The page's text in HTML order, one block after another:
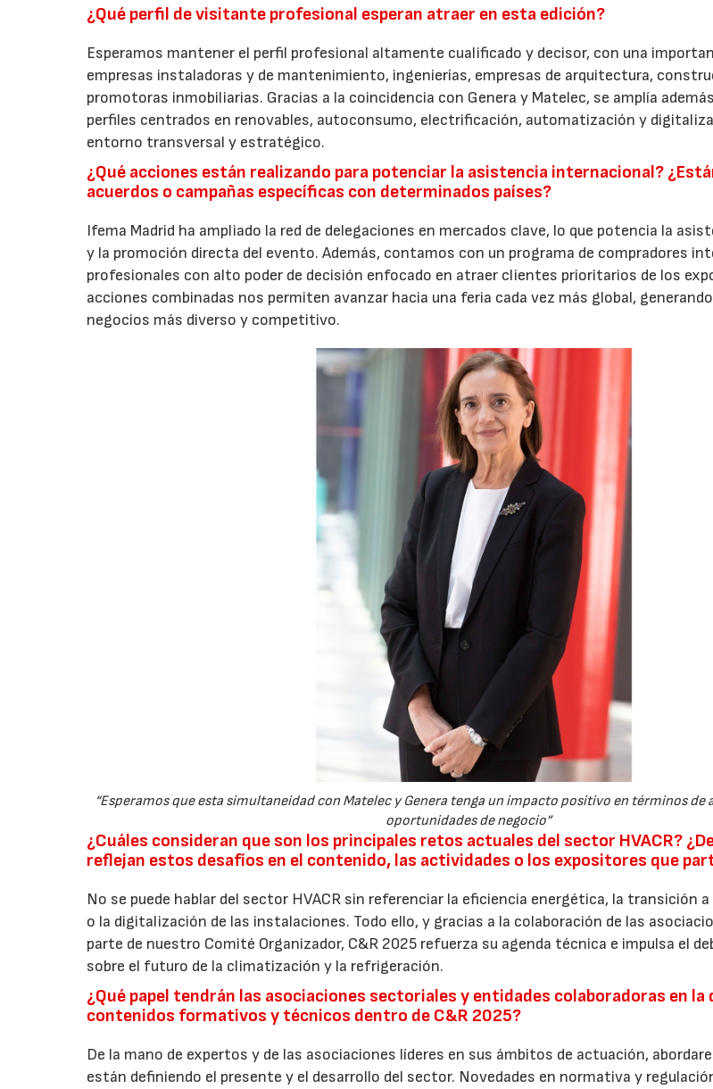
¿Qué perfil de visitante profesional esperan atraer en esta edición?
Esperamos mantener el perfil profesional altamente cualificado y decisor, con una
empresas instaladoras y de mantenimiento, ingenierías, empresas de arquitectura,
promotoras inmobiliarias. Gracias a la coincidencia con Genera y Matelec, se amplía
perfiles centrados en renovables, autoconsumo, electrificación, automatización y
entorno transversal y estratégico.
¿Qué acciones están realizando para potenciar la asistencia internacional?
acuerdos o campañas específicas con determinados países?
Ifema Madrid ha ampliado la red de delegaciones en mercados clave, lo que potencia la
y la promoción directa del evento. Además, contamos con un programa de compradores
profesionales con alto poder de decisión enfocado en atraer clientes prioritarios de los
acciones combinadas nos permiten avanzar hacia una feria cada vez más global,
negocios más diverso y competitivo.
“Esperamos que esta simultaneidad con Matelec y Genera tenga un impacto positivo en términos de
oportunidades de negocio”
¿Cuáles consideran que son los principales retos actuales del sector HVACR?
reflejan estos desafíos en el contenido, las actividades o los expositores que
No se puede hablar del sector HVACR sin referenciar la eficiencia energética, la transición
o la digitalización de las instalaciones. Todo ello, y gracias a la colaboración de las
parte de nuestro Comité Organizador, C&R 2025 refuerza su agenda técnica e impulsa el
sobre el futuro de la climatización y la refrigeración.
¿Qué papel tendrán las asociaciones sectoriales y entidades colaboradoras en la
contenidos formativos y técnicos dentro de C&R 2025?
De la mano de expertos y de las asociaciones líderes en sus ámbitos de actuación,
están definiendo el presente y el desarrollo del sector. Novedades en normativa y